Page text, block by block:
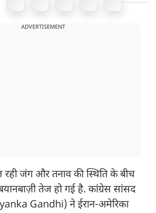
ADVERTISEMENT
रही जंग और तनाव की स्थिति के बीच
तेज हो गई है. कांग्रेस सांसद
Gandhi) ने ईरान-अमेरिका